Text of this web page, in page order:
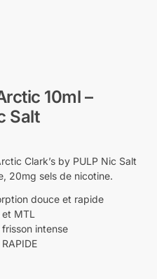
10ml –
Salt
Clark’s by PULP Nic Salt
20mg sels de nicotine.
douce et rapide
MTL
intense